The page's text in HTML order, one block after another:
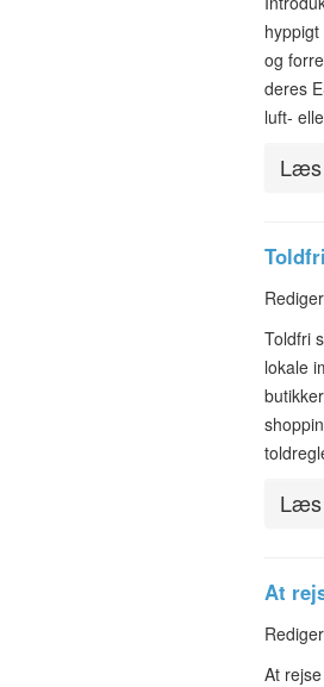
og
deres
luft-
Læs
Toldfri
lokale
Læs
At
At